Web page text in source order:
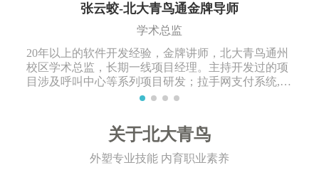
张云蛟-北大青鸟通金牌导师
学术总监
20年以上的软件开发经验，金牌讲师，北大青鸟通州
校区学术总监，长期一线项目经理。主持开发过的项
目涉及呼叫中心等系列项目研发；拉手网支付系统,商
业进销存管理系统等多年项目开发工作经验。
关于北大青鸟
外塑专业技能 内育职业素养